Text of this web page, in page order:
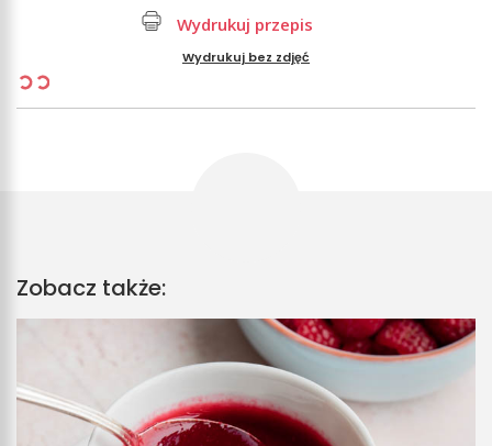
Wydrukuj przepis
Wydrukuj bez zdjęć
Zobacz także: